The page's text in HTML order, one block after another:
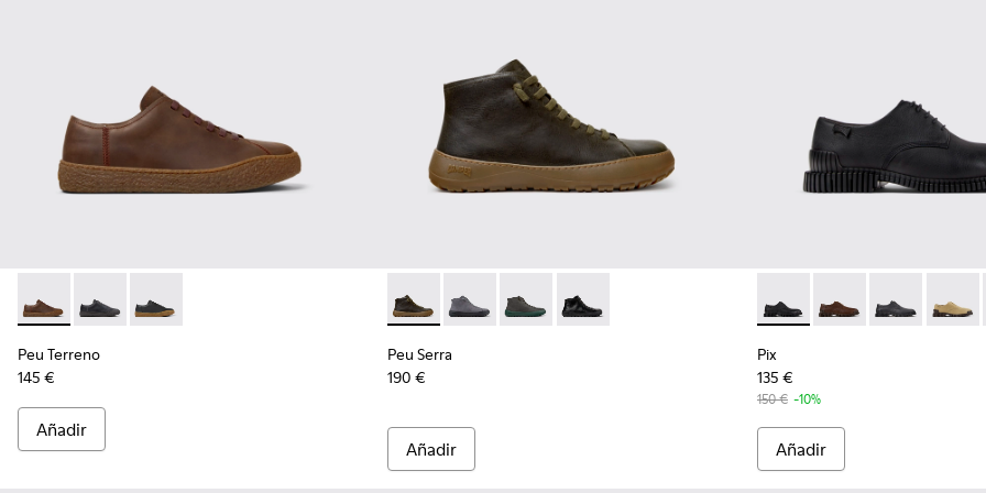
Peu Terreno - K100927-013 - Zapatos de nobuk marrones para hombre.
Peu Terreno - K100927-020
Peu Terreno - K100927-001
Peu Terreno
145 €
Añadir
Peu Serra - K300541-004 - Botines de piel regenerativa verdes para
Peu Serra - K300541-005
Peu Serra - K300541-003
Peu Serra - K300541-001
Peu Serra
190 €
Añadir
Pix - K101076-001 -
Pix - K101076-010
Pix - Pix -
Pix
135 €
150 € -10%
Añadir